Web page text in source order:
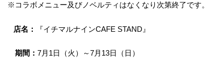
※コラボメニュー及びノベルティはなくなり次第終了です。
店名： 『イチマルナインCAFE STAND』
期間： 7月1日（火）～7月13日（日）